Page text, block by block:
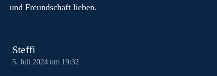
und Freundschaft lieben.
Steffi
5. Juli 2024 um 19:32